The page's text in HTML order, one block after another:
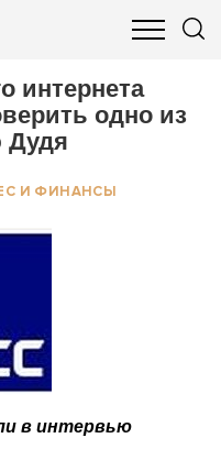
БИЗНЕС И ФИНАНСЫ
интернета
одно из
Дудя
И ФИНАНСЫ
в интервью